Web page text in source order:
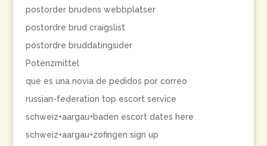
postorder brudens webbplatser
postordre brud craigslist
postordre bruddatingsider
Potenzmittel
que es una novia de pedidos por correo
russian-federation top escort service
schweiz+aargau+baden escort dates here
schweiz+aargau+zofingen sign up